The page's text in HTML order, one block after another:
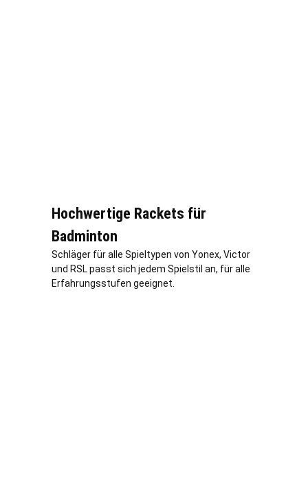
Hochwertige Rackets für
Badminton
Schläger für alle Spieltypen von Yonex, Victor
und RSL passt sich jedem Spielstil an, für alle
Erfahrungsstufen geeignet.